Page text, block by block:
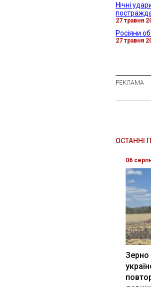
Нічні
27 травня
Росіяни
27 травня
ОСТАННІ
06
Зерно